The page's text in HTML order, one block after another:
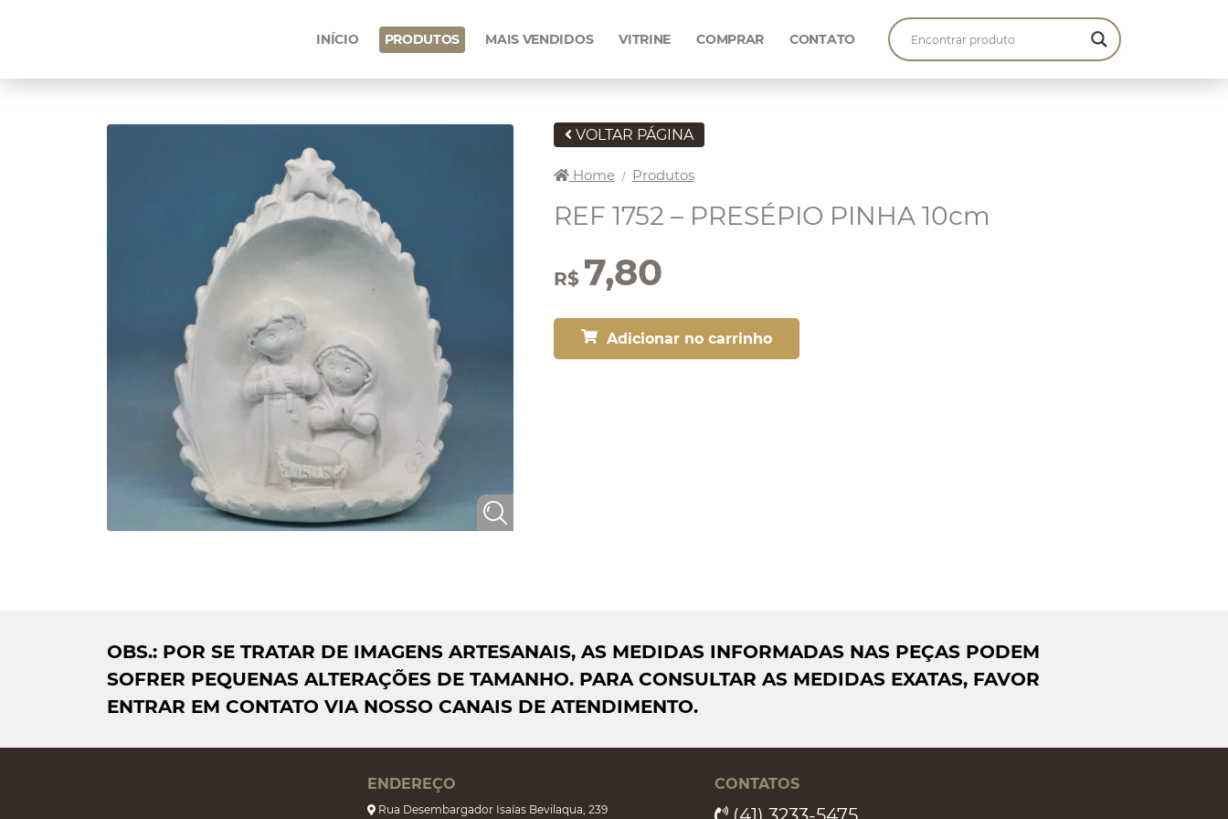
INÍCIO PRODUTOS MAIS VENDIDOS VITRINE COMPRAR CONTATO
VOLTAR PÁGINA
Home / Produtos
REF 1752 – PRESÉPIO PINHA 10cm
R$ 7,80
Adicionar no carrinho
OBS.: POR SE TRATAR DE IMAGENS ARTESANAIS, AS MEDIDAS INFORMADAS NAS PEÇAS PODEM
SOFRER PEQUENAS ALTERAÇÕES DE TAMANHO. PARA CONSULTAR AS MEDIDAS EXATAS, FAVOR
ENTRAR EM CONTATO VIA NOSSO CANAIS DE ATENDIMENTO.
ENDEREÇO
Rua Desembargador Isaías Bevilaqua, 239
CONTATOS